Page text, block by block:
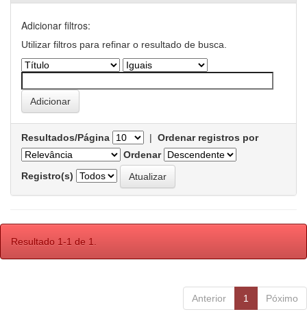
Adicionar filtros:
Utilizar filtros para refinar o resultado de busca.
Resultados/Página | Ordenar registros por
Ordenar
Registro(s)
Resultado 1-1 de 1.
Anterior 1 Póximo